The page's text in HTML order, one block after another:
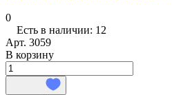
0
Есть в наличии: 12
Арт. 3059
В корзину